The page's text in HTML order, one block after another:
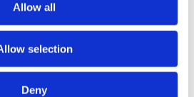
Allow all
selection
Deny
le poste idéal ici ?
avons encore de
offres intéressantes pour